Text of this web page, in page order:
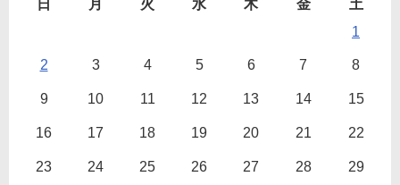
日 月 火 水 木 金
土
1
2 3 4 5 6 7 8
9 10 11 12 13 14 15
16 17 18 19 20 21 22
23 24 25 26 27 28 29